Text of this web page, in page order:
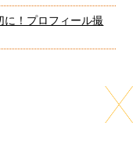
に！プロフィール撮